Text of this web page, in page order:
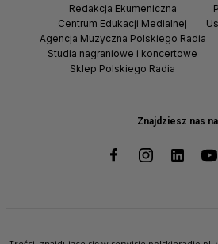
Znajdziesz nas na
Redakcja Ekumeniczna
Centrum Edukacji Medialnej
Agencja Muzyczna Polskiego Radia
Studia nagraniowe i koncertowe
Sklep Polskiego Radia